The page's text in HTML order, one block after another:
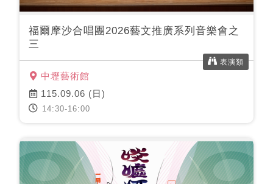
福爾摩沙合唱團2026藝文推廣系列音樂會之
三
中壢藝術館
表演類
115.09.06 (日)
14:30-16:00